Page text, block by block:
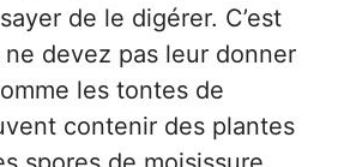
de le digérer. C’est
devez pas leur donner
les tontes de
contenir des plantes